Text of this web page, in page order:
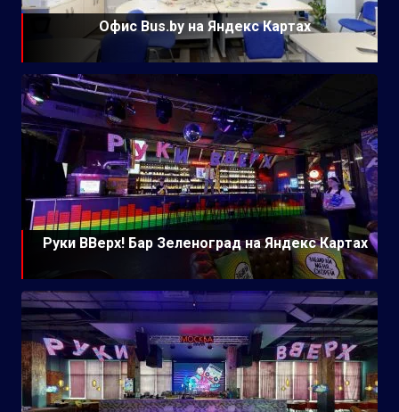
Офис Bus.by на Яндекс Картах
Руки ВВерх! Бар Зеленоград на Яндекс Картах